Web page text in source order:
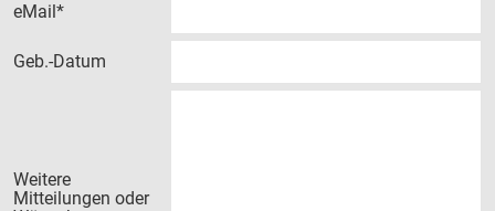
eMail*
Geb.-Datum
Weitere
Mitteilungen oder